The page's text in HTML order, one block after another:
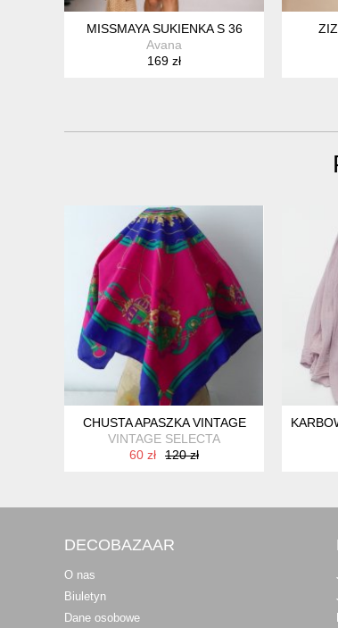
MISSMAYA SUKIENKA S 36
Avana
169 zł
CHUSTA APASZKA VINTAGE
VINTAGE SELECTA
60 zł
120 zł
DECOBAZAAR
O nas
Biuletyn
Dane osobowe